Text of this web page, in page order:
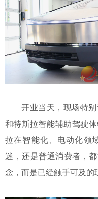
开业当天，现场特
和特斯拉智能辅助驾驶
拉在智能化、电动化领
迷，还是普通消费者，
念，而是已经触手可及的